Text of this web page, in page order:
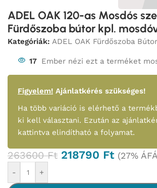
ADEL OAK 120-as Mosdós
Fürdőszoba bútor kpl.
Kategóriák: ADEL OAK Fürdőszoba Bútor
17 Ember nézi ezt a terméket
Figyelem! Ajánlatkérés szükséges!
Ha több variáció is elérhető a
ki kell választani. Ezután az
kattintva elindítható a folyamat.
263600Ft 218790 Ft (27%
- +